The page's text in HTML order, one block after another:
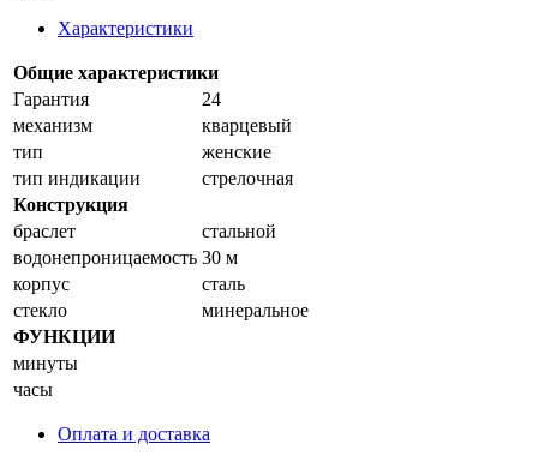
Характеристики
Общие характеристики
Гарантия
24
механизм
кварцевый
тип
женские
тип индикации
стрелочная
Конструкция
браслет
стальной
водонепроницаемость 30 м
корпус
сталь
стекло
минеральное
ФУНКЦИИ
минуты
часы
Оплата и доставка